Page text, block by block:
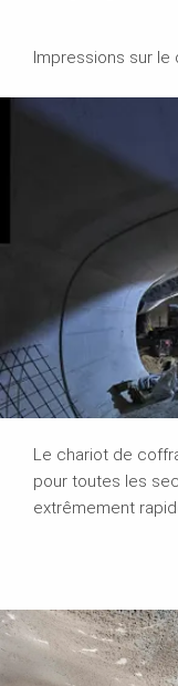
Impressions sur
Le chariot de
pour toutes les
extrêmement